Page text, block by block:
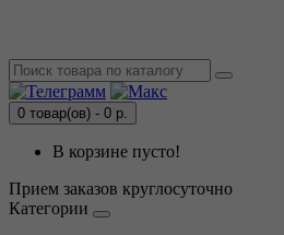
0 товар(ов) - 0 р.
В корзине пусто!
Прием заказов круглосуточно
Категории